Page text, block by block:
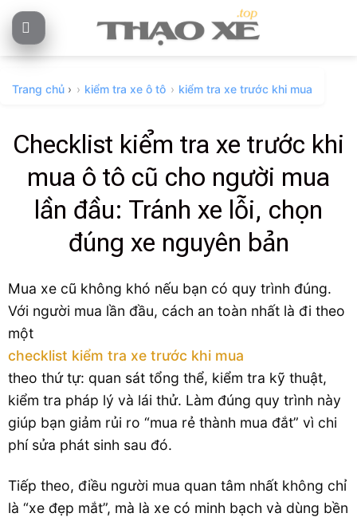
Skip
to
Trang chủ › kiểm tra xe ô tô kiểm tra xe trước khi mua
Checklist kiểm tra xe trước khi
mua ô tô cũ cho người mua
lần đầu: Tránh xe lỗi, chọn
đúng xe nguyên bản
Mua xe cũ không khó nếu bạn có quy trình đúng.
Với người mua lần đầu, cách an toàn nhất là đi theo
một
checklist kiểm tra xe trước khi mua
theo thứ tự: quan sát tổng thể, kiểm tra kỹ thuật,
kiểm tra pháp lý và lái thử. Làm đúng quy trình này
giúp bạn giảm rủi ro “mua rẻ thành mua đắt” vì chi
phí sửa phát sinh sau đó.
Tiếp theo, điều người mua quan tâm nhất không chỉ
là “xe đẹp mắt”, mà là xe có minh bạch và dùng bền